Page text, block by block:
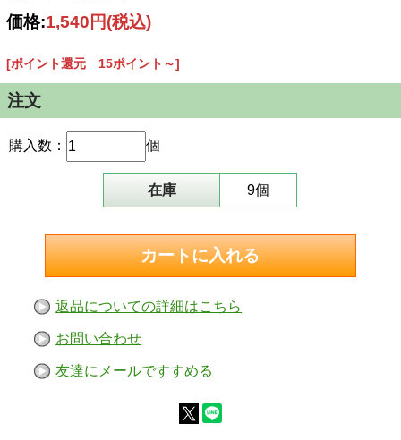
価格:1,540円(税込)
[ポイント還元 15ポイント～]
注文
購入数： 個
在庫 9個
返品についての詳細はこちら
お問い合わせ
友達にメールですすめる